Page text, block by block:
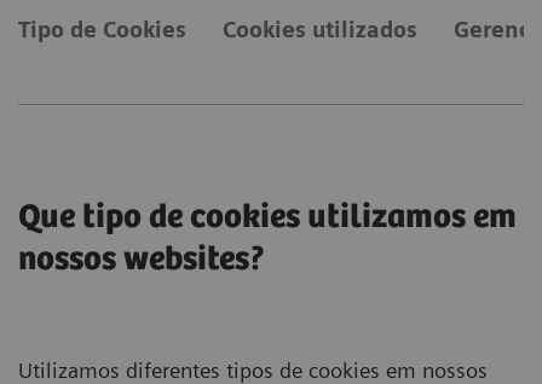
Tipo de Cookies Cookies utilizados
Que tipo de cookies utilizamos em
nossos websites?
Utilizamos diferentes tipos de cookies em nossos